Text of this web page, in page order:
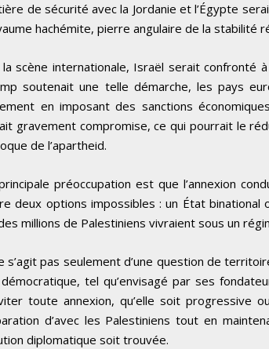
de sécurité avec la Jordanie et l’Égypte
hachémite, pierre angulaire de la stabilité
la scène internationale, Israël serait confronté
soutenait une telle démarche, les pays
en imposant des sanctions
gravement compromise, ce qui pourrait le
de l’apartheid.
préoccupation est que l’annexion
deux options impossibles : un État binational
millions de Palestiniens vivraient sous un
s’agit pas seulement d’une question de
tel qu’envisagé par ses
toute annexion, qu’elle soit progressive
d’avec les Palestiniens tout en
diplomatique soit trouvée.